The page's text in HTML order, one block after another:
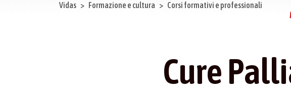
Vidas Formazione e cultura Corsi formativi e professionali
Cure